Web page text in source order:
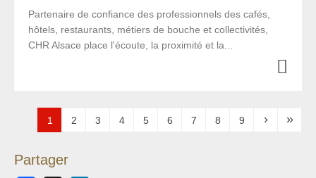
Partenaire de confiance des professionnels des cafés,
hôtels, restaurants, métiers de bouche et collectivités,
CHR Alsace place l'écoute, la proximité et la...
Pages
1 2 3 4 5 6 7 8 9 › »
Partager